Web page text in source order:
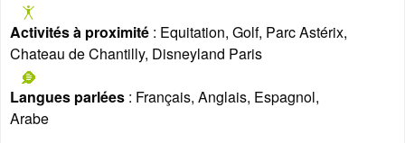
Activités à proximité : Equitation, Golf, Parc Astérix,
Chateau de Chantilly, Disneyland Paris
Langues parlées : Français, Anglais, Espagnol,
Arabe